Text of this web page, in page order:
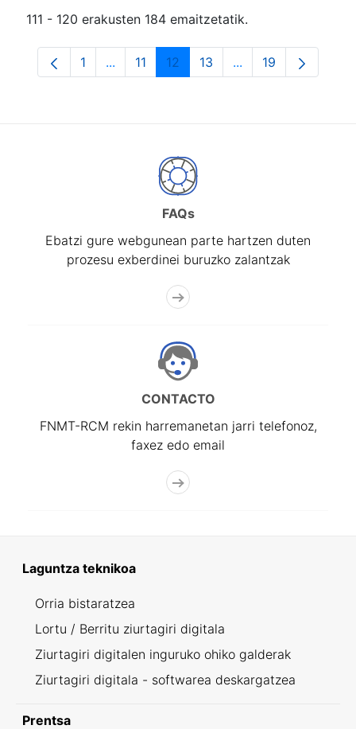
111 - 120 erakusten 184 emaitzetatik.
Orrialdea
1 ...Intermediate Pages Use TAB to navigate.
Orrialdea
11 Orrialdea
12 Orrialdea
13 ...Intermediate
Orrialdea
19
FAQs
Ebatzi gure webgunean parte hartzen duten
prozesu exberdinei buruzko zalantzak
CONTACTO
FNMT-RCM rekin harremanetan jarri telefonoz,
faxez edo email
Laguntza teknikoa
Orria bistaratzea
Lortu / Berritu ziurtagiri digitala
Ziurtagiri digitalen inguruko ohiko galderak
Ziurtagiri digitala - softwarea deskargatzea
Prentsa